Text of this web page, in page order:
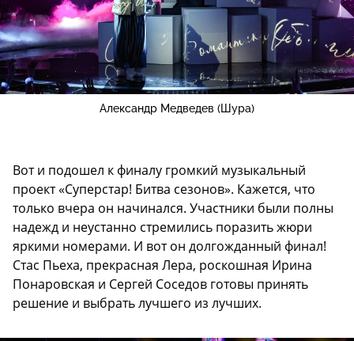
Александр Медведев (Шура)
Вот и подошел к финалу громкий музыкальный
проект «Суперстар! Битва сезонов». Кажется, что
только вчера он начинался. Участники были полны
надежд и неустанно стремились поразить жюри
яркими номерами. И вот он долгожданный финал!
Стас Пьеха, прекрасная Лера, роскошная Ирина
Понаровская и Сергей Соседов готовы принять
решение и выбрать лучшего из лучших.